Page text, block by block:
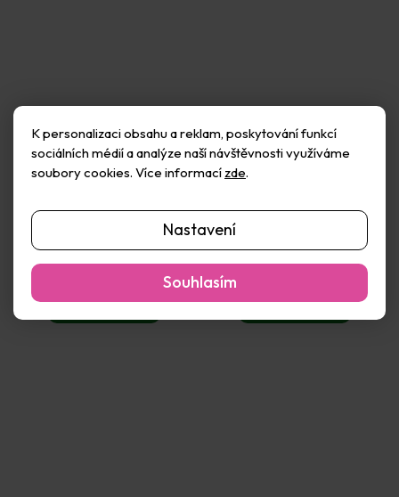
K personalizaci obsahu a reklam, poskytování funkcí
sociálních médií a analýze naší návštěvnosti využíváme
soubory cookies. Více informací zde.
Nastavení
Souhlasím
Skladem(8 ks)
55 Kč
Do košíku
Skladem(12 ks)
55 Kč
Do košíku